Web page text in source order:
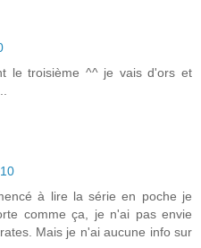
le troisième ^^ je vais d'ors et
à lire la série en poche je
comme ça, je n'ai pas envie
Mais je n'ai aucune info sur